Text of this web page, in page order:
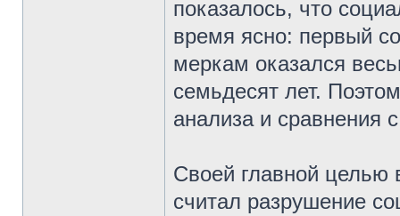
показалось, что
время ясно: первый
меркам оказался
семьдесят лет.
анализа и сравнения
Своей главной целью
считал разрушение